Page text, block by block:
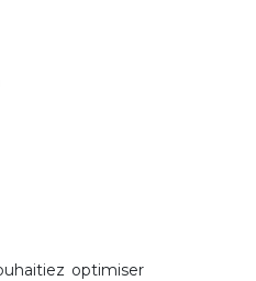
optimiser